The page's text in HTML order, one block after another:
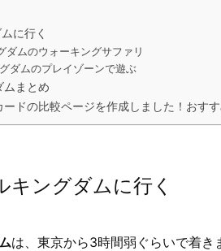
に行く
ダムのウォーキングサファリ
ダムのプレイゾーンで遊ぶ
ムまとめ
ドの比較ページを作成しました！おす
キングダムに行く
は、東京から3時間弱ぐらいで着き